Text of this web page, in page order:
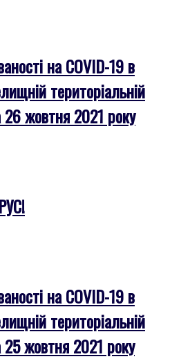
на COVID-19 в
територіальній
26 жовтня 2021 року
на COVID-19 в
територіальній
жовтня 2021 року